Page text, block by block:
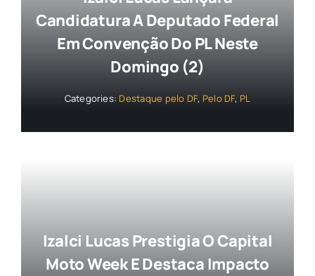
Candidatura A Deputado Federal
Em Convenção Do PL Neste
Domingo (2)
Categories: Destaque pelo DF, Pelo DF, PL
Izalci Lucas Prestigia O Capital
Moto Week E Destaca Impacto